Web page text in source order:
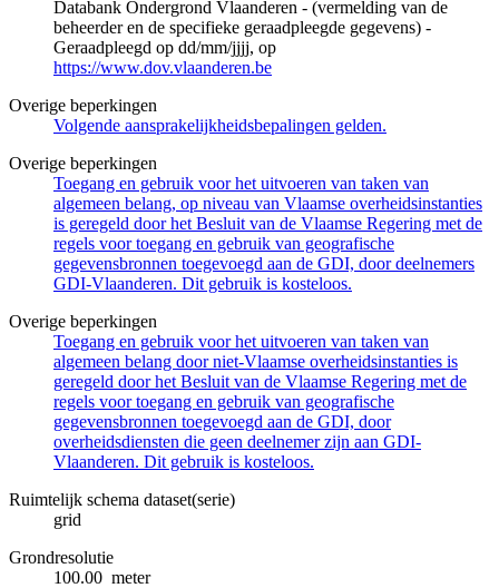
Databank Ondergrond Vlaanderen - (vermelding van de
beheerder en de specifieke geraadpleegde gegevens) -
Geraadpleegd op dd/mm/jjjj, op
https://www.dov.vlaanderen.be
Overige beperkingen
Volgende aansprakelijkheidsbepalingen gelden.
Overige beperkingen
Toegang en gebruik voor het uitvoeren van taken van
algemeen belang, op niveau van Vlaamse overheidsinstanties
is geregeld door het Besluit van de Vlaamse Regering met de
regels voor toegang en gebruik van geografische
gegevensbronnen toegevoegd aan de GDI, door deelnemers
GDI-Vlaanderen. Dit gebruik is kosteloos.
Overige beperkingen
Toegang en gebruik voor het uitvoeren van taken van
algemeen belang door niet-Vlaamse overheidsinstanties is
geregeld door het Besluit van de Vlaamse Regering met de
regels voor toegang en gebruik van geografische
gegevensbronnen toegevoegd aan de GDI, door
overheidsdiensten die geen deelnemer zijn aan GDI-
Vlaanderen. Dit gebruik is kosteloos.
Ruimtelijk schema dataset(serie)
grid
Grondresolutie
100.00 meter